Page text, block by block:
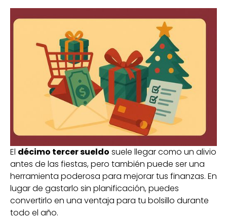
El décimo tercer sueldo suele llegar como un alivio
antes de las fiestas, pero también puede ser una
herramienta poderosa para mejorar tus finanzas. En
lugar de gastarlo sin planificación, puedes
convertirlo en una ventaja para tu bolsillo durante
todo el año.